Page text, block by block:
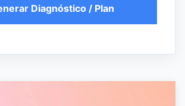
Diagnóstico / Plan